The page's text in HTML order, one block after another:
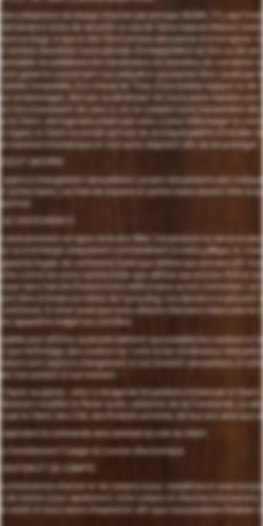
utilisateurs du réseau internet par principe 24/24h, 7/7j, sauf
et/ou de sécurité ou cas de force majeure Maison
ou bugs, ni que le site fonctionnera sans panne ni interruption.
entière discrétion toute période d’indisponibilité du Site ou de son
de problèmes de transmission de données, de connexion
garantie concernant tout préjudice qui pourrait être causé par la
bombe temporelle, d’un cheval de Troie, d’une bombe logique ou
endommager, détruire ou détériorer de toute autre manière une
fonctionnement de celui-ci, en ce compris toute transmission
le Client, des logiciels utilisés par celui-ci pour télécharger le
égard, le Client reconnaît qu’il est de sa responsabilité d’installer
matériel informatique et tout autre dispositif afin de les protéger.
sujets à changement sans préavis. Les prix des produits sont
autres taxes. Les frais de douane et autres taxes doivent être
exclusivement en ligne via le site Web. Ces produits ou services
ou à échange uniquement conformément à notre
légale de conformité (telle que définie aux articles L217-4
contre les vices cachés (telle que définie aux articles 1641 et
sans frais les Produits livrés défectueux ou non conformes. Les
liées à l’essence même de l’upcycling, ces derniers ne peuvent
A noter aussi que nous utilisons d’anciens tissus pour la
apparaître malgré les contrôles.
pour afficher aussi précisément que possible les couleurs et
que l’affichage des couleurs sur votre écran d’ordinateur sera
sont sujets à changement à tout moment sans préavis, à
tout produit à tout moment.
l’ajout au panier, celui-ci récapitule les produits choisis par le Client
modifier le Panier avant validation de sa Commande. La
le Client des CGV, des Produits achetés, de leur prix ainsi que
la commande sera adressé au nom du client.
l’usage du courrier électronique.
informations d’achat et de compte à jour, complètes et exactes
de mettre à jour rapidement votre compte et d'autres informations,
crédit et leurs dates d'expiration, afin que nous puissions finaliser